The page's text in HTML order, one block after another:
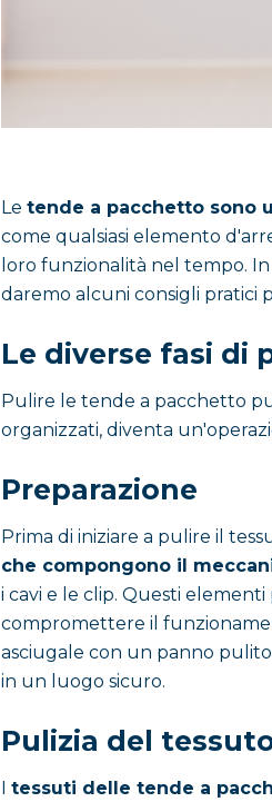
Le tende a pacchetto sono
come qualsiasi elemento
loro funzionalità nel tempo.
daremo alcuni consigli pratici
Le diverse fasi di
Pulire le tende a pacchetto
organizzati, diventa
Preparazione
Prima di iniziare a pulire il
che compongono il
i cavi e le clip. Questi
compromettere il
asciugale con un panno
in un luogo sicuro.
Pulizia del
tessuti delle tende a